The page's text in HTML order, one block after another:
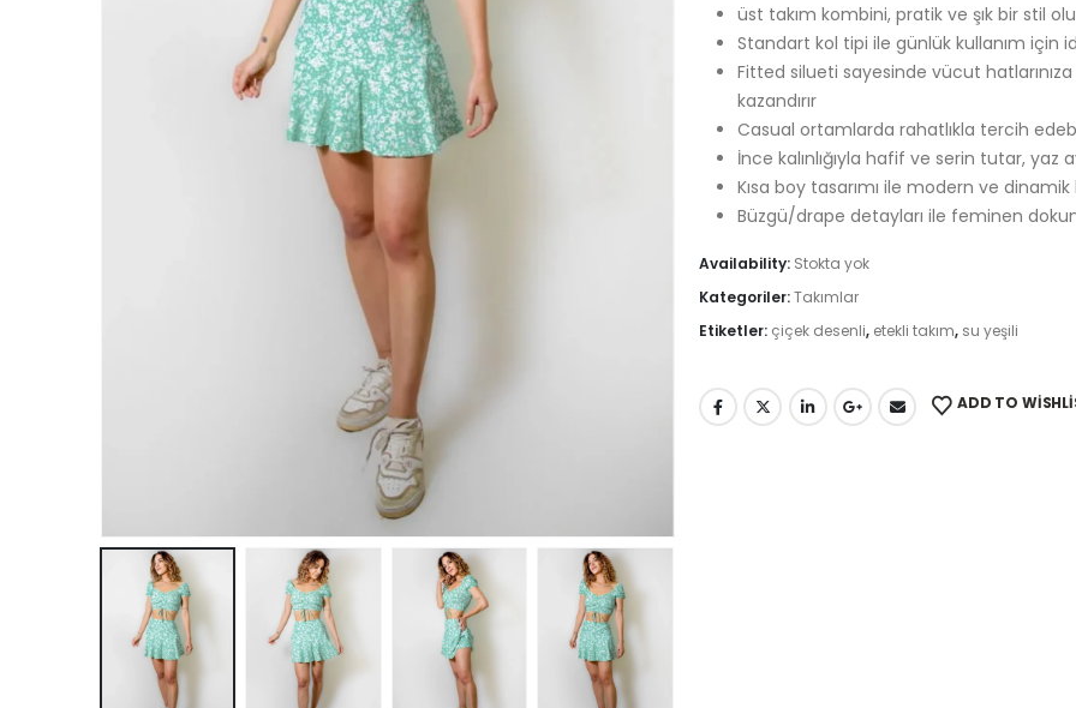
üst takım kombini, pratik ve şık bir stil
Standart kol tipi ile günlük kullanım için
Fitted silueti sayesinde vücut
kazandırır
Casual ortamlarda rahatlıkla tercih
İnce kalınlığıyla hafif ve serin tutar, yaz
Kısa boy tasarımı ile modern ve
Büzgü/drape detayları ile feminen
Availability: Stokta yok
Kategoriler:Takımlar
Etiketler: çiçek desenli, etekli takım, su yeşili
ADD TO